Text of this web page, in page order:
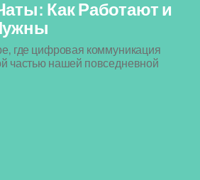
Как Работают и
где цифровая коммуникация
частью нашей повседневной